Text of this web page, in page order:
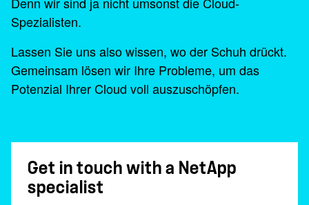
Spezialisten.
Lassen Sie uns also wissen, wo der Schuh drückt.
Gemeinsam lösen wir Ihre Probleme, um das
Potenzial Ihrer Cloud voll auszuschöpfen.
Get in touch with a NetApp
specialist